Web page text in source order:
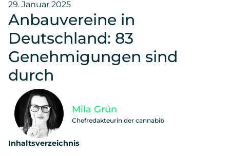
29. Januar 2025
Anbauvereine in
Deutschland: 83
Genehmigungen sind
durch
Inhaltsverzeichnis
Mila Grün
Chefredakteurin der cannabib